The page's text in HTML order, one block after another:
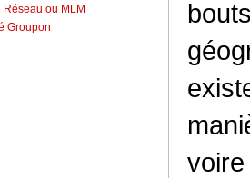
Réseau ou MLM
Groupon